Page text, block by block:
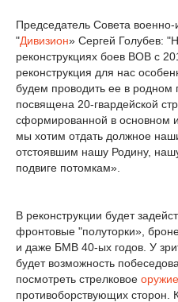
Председатель Совета военно-
"Дивизион» Сергей Голубев:
реконструкциях боев ВОВ с
реконструкция для нас
будем проводить ее в родном
посвящена 20-гвардейской
сформированной в основном
мы хотим отдать должное
отстоявшим нашу Родину,
подвиге потомкам».
В реконструкции будет
фронтовые "полуторки»,
и даже БМВ 40-ых годов. У
будет возможность
посмотреть стрелковое оружие
противоборствующих сторон.